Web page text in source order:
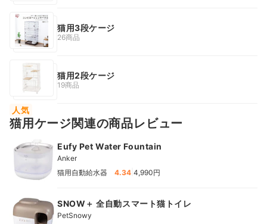
猫用3段ケージ
26商品
猫用2段ケージ
19商品
人気
猫用ケージ関連の商品レビュー
Eufy Pet Water Fountain
Anker
猫用自動給水器
4.34 4,990円
SNOW＋ 全自動スマート猫トイレ
PetSnowy